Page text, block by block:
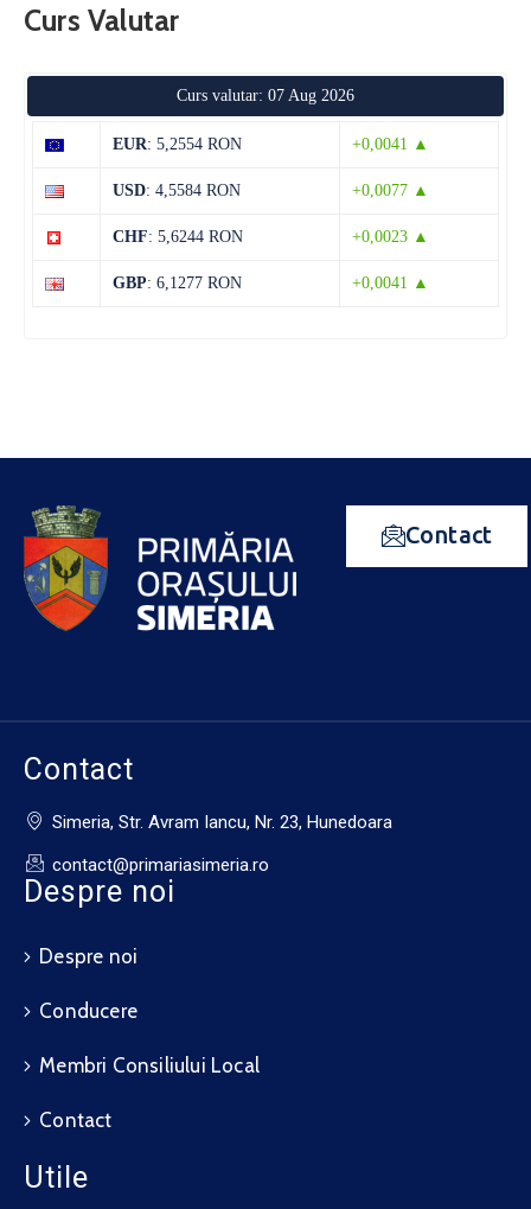
Curs Valutar
Curs valutar: 07 Aug 2026
EUR: 5,2554 RON +0,0041 ▲
USD: 4,5584 RON +0,0077 ▲
CHF: 5,6244 RON +0,0023 ▲
GBP: 6,1277 RON +0,0041 ▲
Contact
Contact
Simeria, Str. Avram Iancu, Nr. 23, Hunedoara
contact@primariasimeria.ro
Despre noi
Despre noi
Conducere
Membri Consiliului Local
Contact
Utile